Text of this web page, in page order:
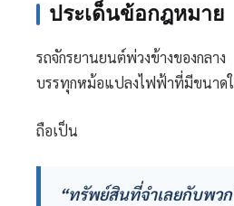
ประเด็นข้อกฎหมาย
รถจักรยานยนต์พ่วงข้างของกล
บรรทุกหม้อแปลงไฟฟ้าที่มีขนาด
ถือเป็น
“ทรัพย์สินที่จำเลยกับพวก